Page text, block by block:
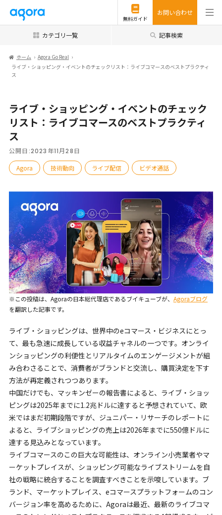
無料ガイド
お問い合わせ
カテゴリ一覧 記事検索
ホーム
Agora Go Real
ライブ・ショッピング・イベントのチェックリスト：ライブコマースのベストプラクティ
ス
ライブ・ショッピング・イベントのチェック
リスト：ライブコマースのベストプラクティ
ス
公開日:2023年11月28日
Agora
技術動向 ライブ配信 ビデオ通話
※この投稿は、Agoraの日本総代理店であるブイキューブが、 Agoraブログ
を翻訳した記事です。
ライブ・ショッピングは、世界中のeコマース・ビジネスにとっ
て、最も急速に成長している収益チャネルの一つです。オンライ
ンショッピングの利便性とリアルタイムのエンゲージメントが組
み合わさることで、消費者がブランドと交流し、購買決定を下す
方法が再定義されつつあります。
中国だけでも、マッキンゼーの報告書によると、ライブ・ショッ
ピングは2025年までに1.2兆ドルに達すると予想されていて、欧
米ではまだ初期段階ですが、ジュニパー・リサーチのレポートに
よると、ライブショッピングの売上は2026年までに550億ドルに
達する見込みとなっています。
ライブコマースのこの巨大な可能性は、オンライン小売業者やマ
ーケットプレイスが、ショッピング可能なライブストリームを自
社の戦略に統合することを調査すべきことを示唆しています。ブ
ランド、マーケットプレイス、eコマースプラットフォームのコン
バージョン率を高めるために、Agoraは最近、最新のライブコマ